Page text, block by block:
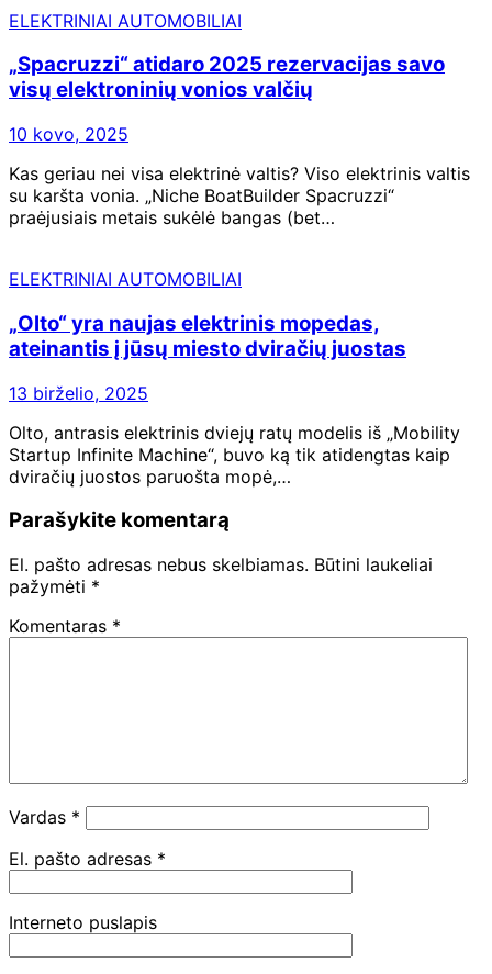
ELEKTRINIAI AUTOMOBILIAI
„Spacruzzi“ atidaro 2025 rezervacijas savo
visų elektroninių vonios valčių
10 kovo, 2025
Kas geriau nei visa elektrinė valtis? Viso elektrinis valtis
su karšta vonia. „Niche BoatBuilder Spacruzzi“
praėjusiais metais sukėlė bangas (bet…
ELEKTRINIAI AUTOMOBILIAI
„Olto“ yra naujas elektrinis mopedas,
ateinantis į jūsų miesto dviračių juostas
13 birželio, 2025
Olto, antrasis elektrinis dviejų ratų modelis iš „Mobility
Startup Infinite Machine“, buvo ką tik atidengtas kaip
dviračių juostos paruošta mopė,…
Parašykite komentarą
El. pašto adresas nebus skelbiamas. Būtini laukeliai
pažymėti *
Komentaras *
Vardas *
El. pašto adresas *
Interneto puslapis